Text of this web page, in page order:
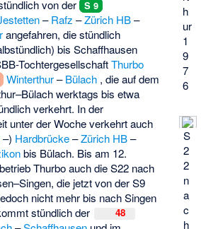
h
ur
1
9
7
6
S
2
2
n
a
c
h
von der S 9
–Rafz –Zürich HB–
angefahren, die stündlich
bis Schaffhausen
TochtergesellschaftThurbo
Winterthur–Bülach, die auf dem
werktags bis etwa
verkehrt. In der
unter der Woche verkehrt auch
–) Hardbrücke–Zürich HB–
bis Bülach. Bis am 12.
Thurbo auch die S22 nach
die jetzt von der S9
nicht mehr bis nach Singen
stündlich der
48